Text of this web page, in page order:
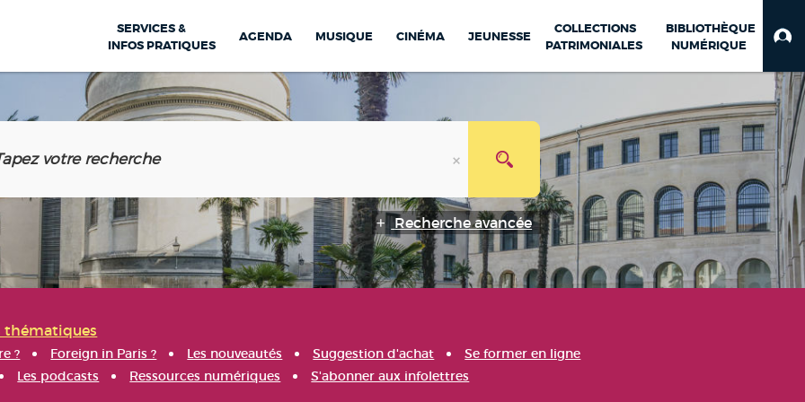
SERVICES &
INFOS PRATIQUES
AGENDA MUSIQUE CINÉMA JEUNESSE
COLLECTIONS
PATRIMONIALES
BIBLIOTHÈQUE
NUMÉRIQUE
Recherche avancée
thématiques
? Foreign in Paris ? Les nouveautés Suggestion d'achat
Se former en ligne
Les podcasts Ressources numériques S'abonner aux infolettres